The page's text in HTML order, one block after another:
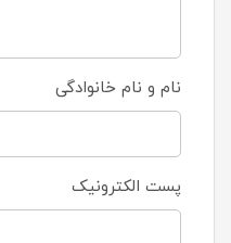
نام و نام خانوادگی
پست الکترونیک